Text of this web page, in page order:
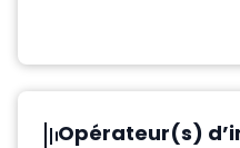
Opérateur(s)